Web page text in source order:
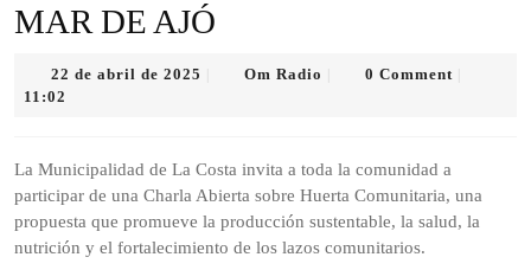
MAR DE AJÓ
22 de abril de 2025
2025
Om Radio 0 Comment
11:02
La Municipalidad de La Costa invita a toda la comunidad a
participar de una Charla Abierta sobre Huerta Comunitaria, una
propuesta que promueve la producción sustentable, la salud, la
nutrición y el fortalecimiento de los lazos comunitarios.